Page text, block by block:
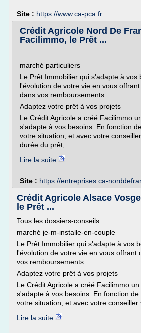
Site : https://www.ca-pca.fr
Crédit Agricole Nord De
Facilimmo, le Prêt ...
marché particuliers
Le Prêt Immobilier qui s'adapte à vos
l'évolution de votre vie en vous
dans vos remboursements.
Adaptez votre prêt à vos projets
Le Crédit Agricole a créé Facilimmo
s'adapte à vos besoins. En fonction
votre situation, et avec votre
durée du prêt,...
Lire la suite
Site : https://entreprises.ca-
Crédit Agricole Alsace
le Prêt ...
Tous les dossiers-conseils
marché je-m-installe-en-couple
Le Prêt Immobilier qui s'adapte à vos
l'évolution de votre vie en vous offrant
vos remboursements.
Adaptez votre prêt à vos projets
Le Crédit Agricole a créé Facilimmo
s'adapte à vos besoins. En fonction
votre situation, et avec votre conseiller
Lire la suite